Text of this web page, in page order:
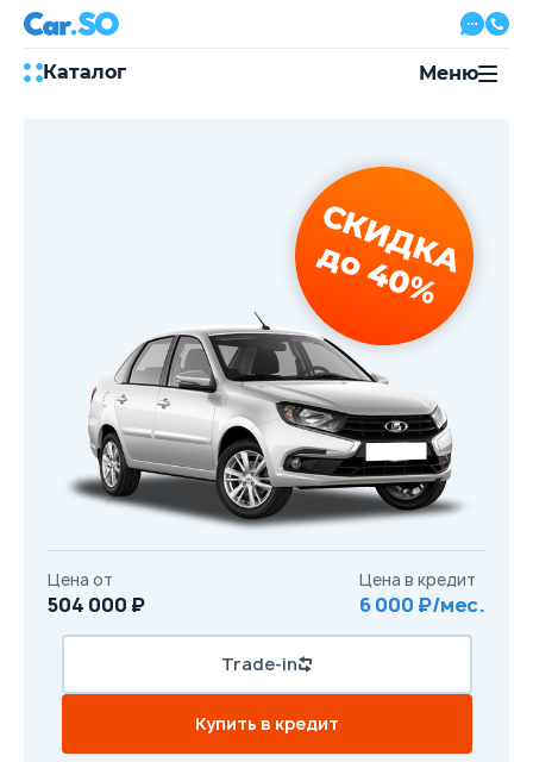
Каталог
8 800 500-03-23
с 08:00 по 20:00, без выходных
Привольная улица, 2, к5
Перезвоните мне
Меню
СКИДКА
до 40%
Цена от
504 000 ₽
Цена в кредит
6 000 ₽/мес.
Trade-in
Купить в кредит